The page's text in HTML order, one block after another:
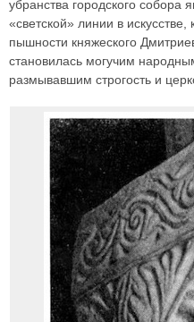
убранства городского собора
«светской» линии в
пышности княжеского
становилась могучим
размывавшим строгость и